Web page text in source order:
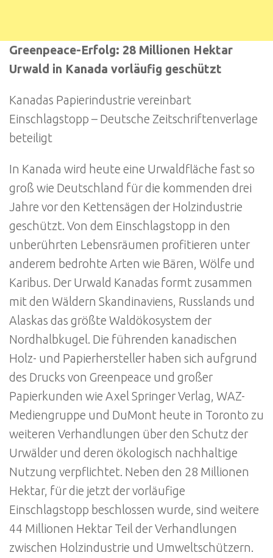
Greenpeace-Erfolg: 28 Millionen Hektar
Urwald in Kanada vorläufig geschützt
Kanadas Papierindustrie vereinbart
Einschlagstopp – Deutsche Zeitschriftenverlage
beteiligt
In Kanada wird heute eine Urwaldfläche fast so
groß wie Deutschland für die kommenden drei
Jahre vor den Kettensägen der Holzindustrie
geschützt. Von dem Einschlagstopp in den
unberührten Lebensräumen profitieren unter
anderem bedrohte Arten wie Bären, Wölfe und
Karibus. Der Urwald Kanadas formt zusammen
mit den Wäldern Skandinaviens, Russlands und
Alaskas das größte Waldökosystem der
Nordhalbkugel. Die führenden kanadischen
Holz- und Papierhersteller haben sich aufgrund
des Drucks von Greenpeace und großer
Papierkunden wie Axel Springer Verlag, WAZ-
Mediengruppe und DuMont heute in Toronto zu
weiteren Verhandlungen über den Schutz der
Urwälder und deren ökologisch nachhaltige
Nutzung verpflichtet. Neben den 28 Millionen
Hektar, für die jetzt der vorläufige
Einschlagstopp beschlossen wurde, sind weitere
44 Millionen Hektar Teil der Verhandlungen
zwischen Holzindustrie und Umweltschützern.